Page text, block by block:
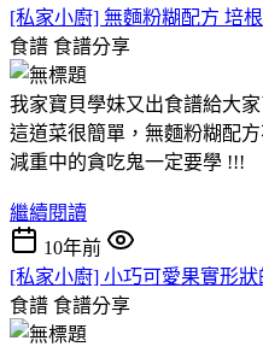
[私家小廚] 無麵粉糊配方 培
食譜 食譜分享
我家寶貝學妹又出食譜給大家
這道菜很簡單，無麵粉糊配
減重中的貪吃鬼一定要學 !!!
繼續閱讀
10年前
[私家小廚] 小巧可愛果實形
食譜 食譜分享